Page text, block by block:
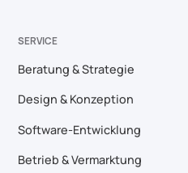
SERVICE
Beratung & Strategie
Design & Konzeption
Software-Entwicklung
Betrieb & Vermarktung